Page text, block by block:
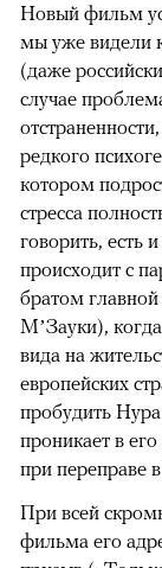
Новый фильм
мы уже видели
(даже
случае
редкого
котором
стресса
говорить, есть
происходит с
братом
М’Зауки),
вида на
европейских
пробудить
проникает в
при переправе
При всей
фильма его